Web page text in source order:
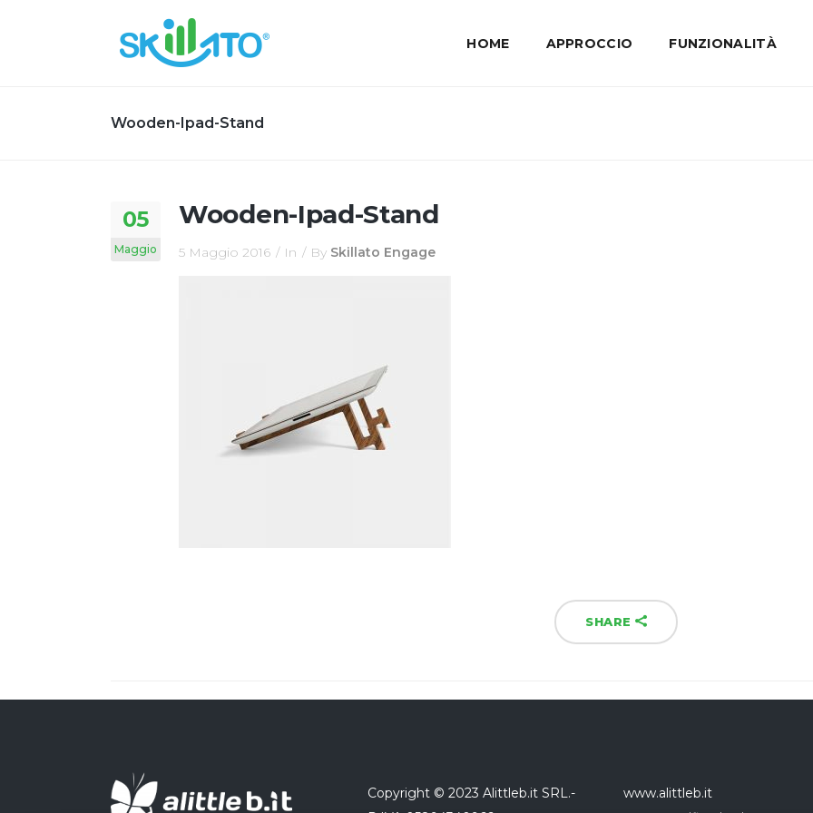
HOME APPROCCIO FUNZIONALITÀ
Wooden-Ipad-Stand
05
Maggio
Wooden-Ipad-Stand
5 Maggio 2016 In By Skillato Engage
SHARE
Copyright © 2023 Alittleb.it SRL.-
www.alittleb.it